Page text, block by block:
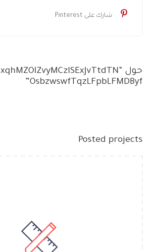
شارك على Pinterest
حول “xqhMZOlZvyMCzISExJvTtdTN
OsbzwswfTqzLFpbLFMDByf”
Posted projects